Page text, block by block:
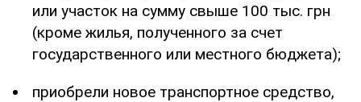
или участок на сумму свыше 100 тыс. грн
(кроме жилья, полученного за счет
государственного или местного бюджета);
приобрели новое транспортное средство,